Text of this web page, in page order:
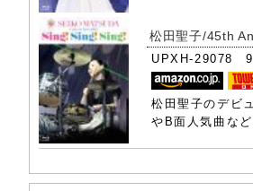
松田聖子/45th
UPXH-29078
松田聖子のデビ
やB面人気曲な